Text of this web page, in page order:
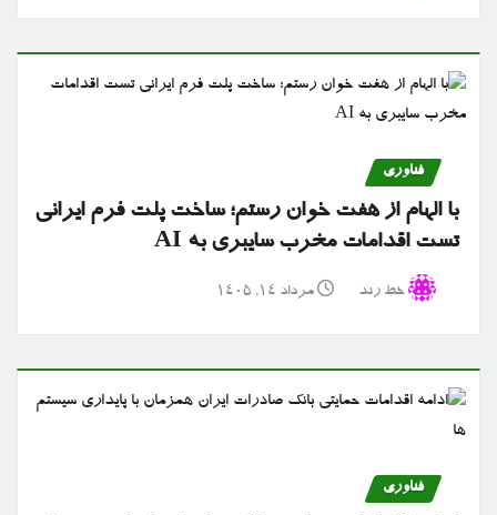
فناوری
با الهام از هفت خوان رستم؛ ساخت پلت فرم ایرانی
تست اقدامات مخرب سایبری به AI
خط رند مرداد ۱۴, ۱۴۰۵
فناوری